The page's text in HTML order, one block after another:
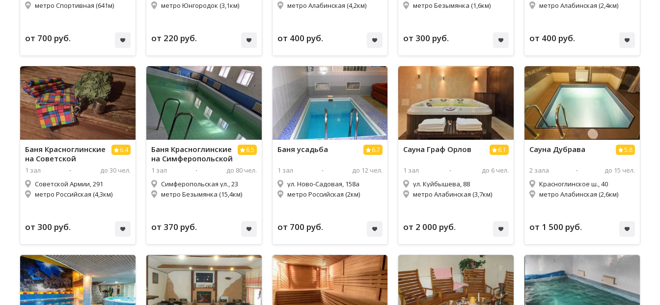
метро Спортивная (641м)
от 700 руб.
метро Юнгородок (3,1км)
от 220 руб.
метро Алабинская (4,2км)
от 400 руб.
метро Безымянка (1,6км)
от 300 руб.
метро Алабинская (2,4км)
от 400 руб.
6.4
Баня Красноглинские
на Советской
1 зал
до 30 чел.
Советской Армии, 291
метро Российская (4,3км)
от 300 руб.
6.5
Баня Красноглинские
на Симферопольской
1 зал
до 80 чел.
Симферопольская ул., 23
метро Безымянка (15,4км)
от 370 руб.
6.7
Баня усадьба
1 зал
до 12 чел.
ул. Ново-Садовая, 158а
метро Российская (2км)
от 700 руб.
6.1
Сауна Граф Орлов
1 зал
до 6 чел.
ул. Куйбышева, 88
метро Алабинская (3,7км)
от 2 000 руб.
5.8
Сауна Дубрава
2 зала
до 15 чел.
Красноглинское ш., 40
метро Алабинская (2,6км)
от 1 500 руб.